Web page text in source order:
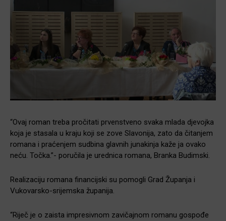
“Ovaj roman treba pročitati prvenstveno svaka mlada djevojka
koja je stasala u kraju koji se zove Slavonija, zato da čitanjem
romana i praćenjem sudbina glavnih junakinja kaže ja ovako
neću. Točka.”- poručila je urednica romana, Branka Budimski.
Realizaciju romana financijski su pomogli Grad Županja i
Vukovarsko-srijemska županija.
“Riječ je o zaista impresivnom zavičajnom romanu gospođe